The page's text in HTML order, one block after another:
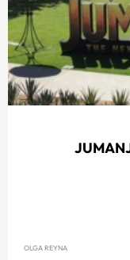
OLGA REYNA